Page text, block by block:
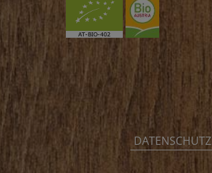
DATENSCHUTZ